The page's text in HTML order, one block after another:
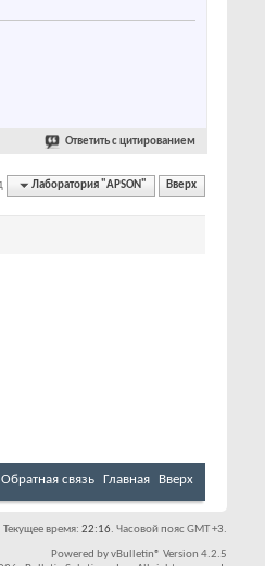
Ответить с цитированием
Лаборатория "APSON" Вверх
Обратная связь Главная Вверх
Текущее время: 22:16. Часовой пояс GMT +3.
Powered byvBulletin® Version 4.2.5